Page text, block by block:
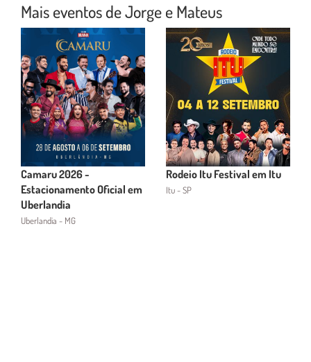
Mais eventos de Jorge e Mateus
Camaru 2026 -
Estacionamento Oficial em
Uberlandia
Uberlandia - MG
Rodeio Itu Festival em Itu
Itu - SP